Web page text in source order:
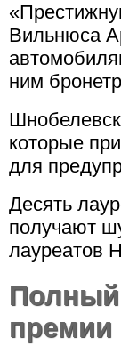
Вильнюса
ним
которые
для
Десять
получают
лауреатов
Полный
премии